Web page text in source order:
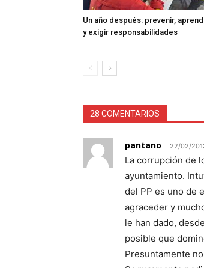
Un año después: prevenir,
y exigir responsabilidades
28 COMENTARIOS
pantano 22/02/
La corrupción de
ayuntamiento.
del PP es uno de
agraceder y
le han dado,
posible que
Presuntamente